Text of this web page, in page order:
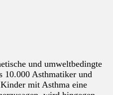
und umweltbedingte
10.000 Asthmatiker und
mit Asthma eine